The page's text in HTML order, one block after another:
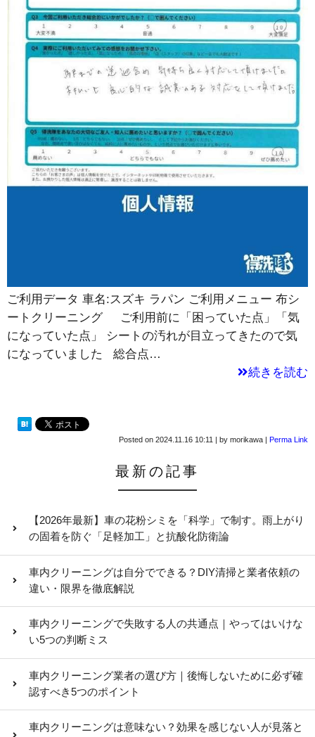
ご利用データ 車名:スズキ ラパン ご利用メニュー 布シ
ートクリーニング ご利用前に「困っていた点」「気
になっていた点」 シートの汚れが目立ってきたので気
になっていました 総合点…
続きを読む
Posted on 2024.11.16 10:11 by morikawa Perma Link
最新の記事
【2026年最新】車の花粉シミを「科学」で制す。雨上がり
の固着を防ぐ「足軽加工」と抗酸化防衛論
車内クリーニングは自分でできる？DIY清掃と業者依頼の
違い・限界を徹底解説
車内クリーニングで失敗する人の共通点｜やってはいけな
い5つの判断ミス
車内クリーニング業者の選び方｜後悔しないために必ず確
認すべき5つのポイント
車内クリーニングは意味ない？効果を感じない人が見落と